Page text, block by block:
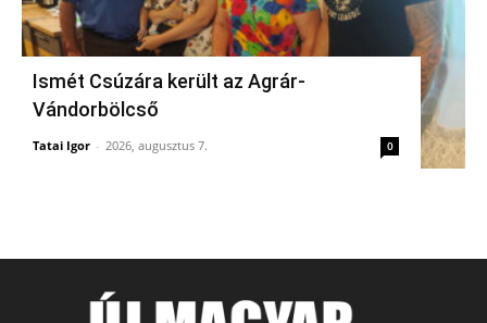
Ismét Csúzára került az Agrár-
Vándorbölcső
Tatai Igor - 2026, augusztus 7. 0